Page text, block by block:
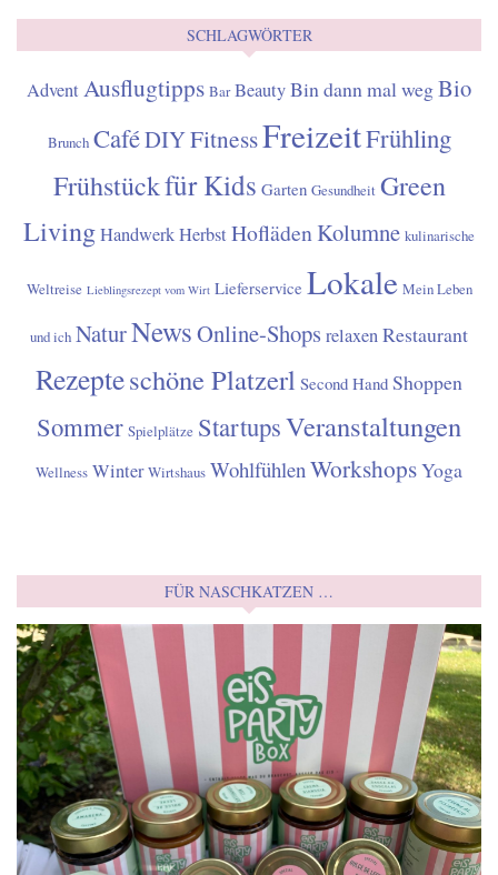
SCHLAGWÖRTER
AdventAusflugtipps Bar BeautyBin dann mal wegBio
Brunch CaféDIYFitnessFreizeitFrühling
Frühstückfür Kids Garten Gesundheit Green
LivingHandwerkHerbstHoflädenKolumne kulinarische
Weltreise Lieblingsrezept vom Wirt Lieferservice Lokale Mein Leben
und ich NaturNewsOnline-Shops relaxenRestaurant
Rezepteschöne Platzerl Second Hand Shoppen
Sommer Spielplätze StartupsVeranstaltungen
Wellness Winter Wirtshaus WohlfühlenWorkshopsYoga
FÜR NASCHKATZEN …